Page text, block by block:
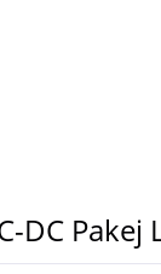
DC Pakej